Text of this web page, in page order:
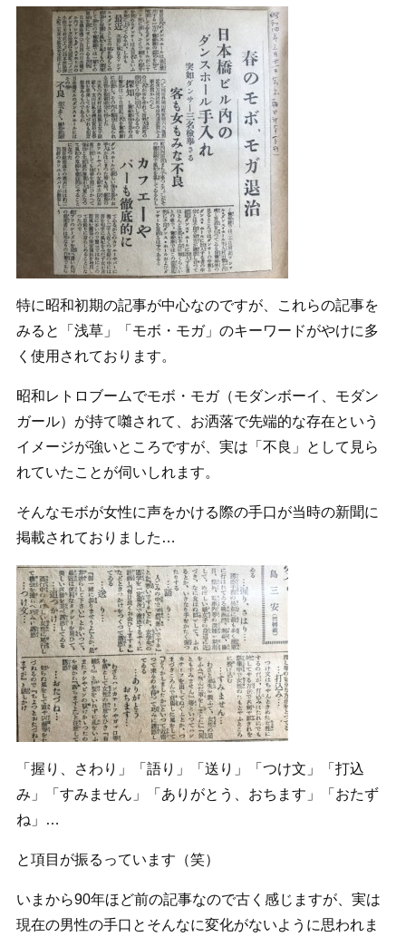
特に昭和初期の記事が中心なのですが、これらの記事を
みると「浅草」「モボ・モガ」のキーワードがやけに多
く使用されております。
昭和レトロブームでモボ・モガ（モダンボーイ、モダン
ガール）が持て囃されて、お洒落で先端的な存在という
イメージが強いところですが、実は「不良」として見ら
れていたことが伺いしれます。
そんなモボが女性に声をかける際の手口が当時の新聞に
掲載されておりました…
「握り、さわり」「語り」「送り」「つけ文」「打込
み」「すみません」「ありがとう、おちます」「おたず
ね」…
と項目が振るっています（笑）
いまから90年ほど前の記事なので古く感じますが、実は
現在の男性の手口とそんなに変化がないように思われま